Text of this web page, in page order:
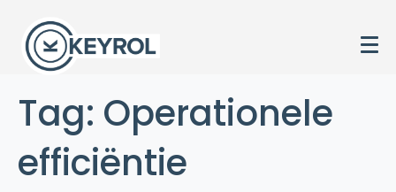
Tag: Operationele
efficiëntie